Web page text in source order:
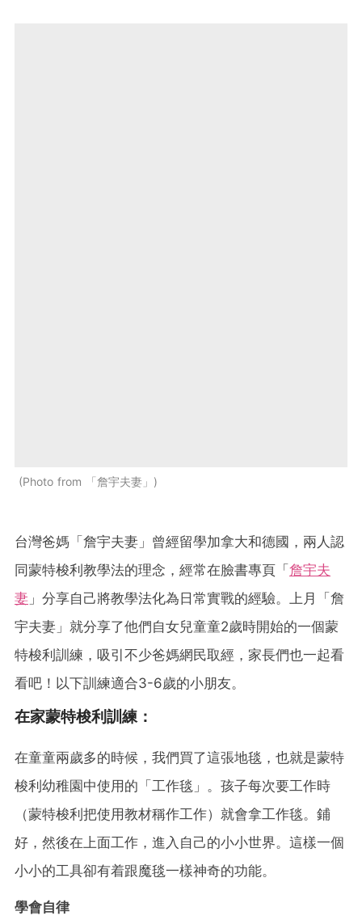
Photo from 「詹宇夫妻」
台灣爸媽「詹宇夫妻」曾經留學加拿大和德國，兩人認
同蒙特梭利教學法的理念，經常在臉書專頁「 詹宇夫
妻 」分享自己將教學法化為日常實戰的經驗。上月「詹
宇夫妻」就分享了他們自女兒童童2歲時開始的一個蒙
特梭利訓練，吸引不少爸媽網民取經，家長們也一起看
看吧！以下訓練適合3-6歲的小朋友。
在家蒙特梭利訓練：
在童童兩歲多的時候，我們買了這張地毯，也就是蒙特
梭利幼稚園中使用的「工作毯」。孩子每次要工作時
（蒙特梭利把使用教材稱作工作）就會拿工作毯。鋪
好，然後在上面工作，進入自己的小小世界。這樣一個
小小的工具卻有着跟魔毯一樣神奇的功能。
學會自律